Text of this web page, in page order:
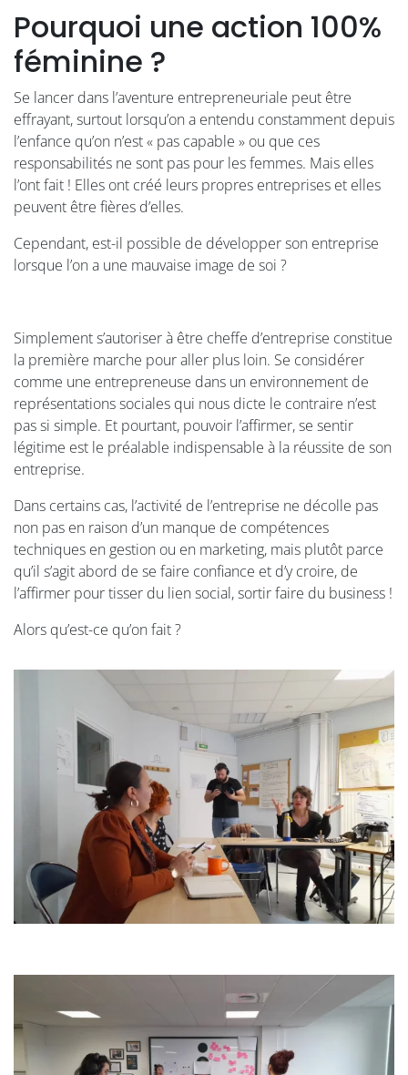
Pourquoi une action 100%
féminine ?
Se lancer dans l’aventure entrepreneuriale peut être
effrayant, surtout lorsqu’on a entendu constamment depuis
l’enfance qu’on n’est « pas capable » ou que ces
responsabilités ne sont pas pour les femmes. Mais elles
l’ont fait ! Elles ont créé leurs propres entreprises et elles
peuvent être fières d’elles.
Cependant, est-il possible de développer son entreprise
lorsque l’on a une mauvaise image de soi ?
Simplement s’autoriser à être cheffe d’entreprise constitue
la première marche pour aller plus loin. Se considérer
comme une entrepreneuse dans un environnement de
représentations sociales qui nous dicte le contraire n’est
pas si simple. Et pourtant, pouvoir l’affirmer, se sentir
légitime est le préalable indispensable à la réussite de son
entreprise.
Dans certains cas, l’activité de l’entreprise ne décolle pas
non pas en raison d’un manque de compétences
techniques en gestion ou en marketing, mais plutôt parce
qu’il s’agit abord de se faire confiance et d’y croire, de
l’affirmer pour tisser du lien social, sortir faire du business !
Alors qu’est-ce qu’on fait ?